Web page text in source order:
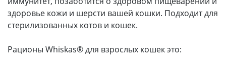
здоровье кожи и шерсти вашей кошки. Подходит для
стерилизованных котов и кошек.
Рационы Whiskas® для взрослых кошек это: